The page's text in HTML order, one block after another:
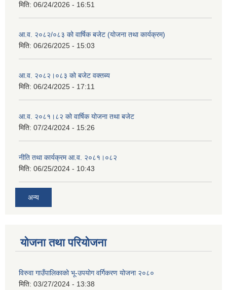
मिति: 06/24/2026 - 16:51
आ.व. २०८२/०८३ को वार्षिक बजेट (योजना तथा कार्यक्रम)
मिति: 06/26/2025 - 15:03
आ.व. २०८२।०८३ को बजेट वक्तब्य
मिति: 06/24/2025 - 17:11
आ.व. २०८१।८२ को वार्षिक योजना तथा बजेट
मिति: 07/24/2024 - 15:26
नीति तथा कार्यक्रम आ.व. २०८१।०८२
मिति: 06/25/2024 - 10:43
अन्य
योजना तथा परियोजना
विरुवा गाउँपालिकाको भू-उपयोग वर्गिकरण योजना २०८०
मिति: 03/27/2024 - 13:38